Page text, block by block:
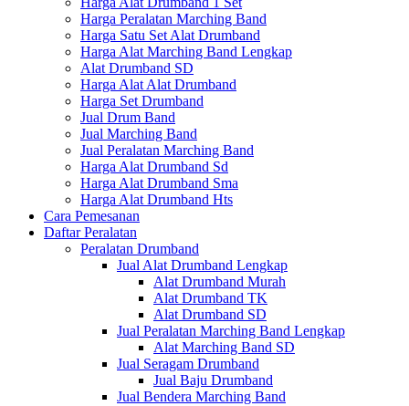
Harga Peralatan Marching Band
Harga Satu Set Alat Drumband
Harga Alat Marching Band Lengkap
Alat Drumband SD
Harga Alat Alat Drumband
Harga Set Drumband
Jual Drum Band
Jual Marching Band
Jual Peralatan Marching Band
Harga Alat Drumband Sd
Harga Alat Drumband Sma
Harga Alat Drumband Hts
Cara Pemesanan
Daftar Peralatan
Peralatan Drumband
Jual Alat Drumband Lengkap
Alat Drumband Murah
Alat Drumband TK
Alat Drumband SD
Jual Peralatan Marching Band Lengkap
Alat Marching Band SD
Jual Seragam Drumband
Jual Baju Drumband
Jual Bendera Marching Band